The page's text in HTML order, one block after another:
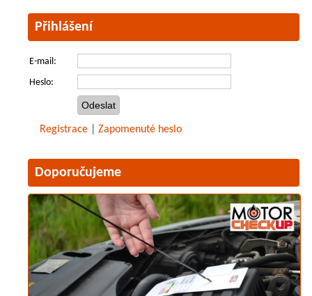
Přihlášení
E-mail:
Heslo:
Registrace Zapomenuté heslo
Doporučujeme